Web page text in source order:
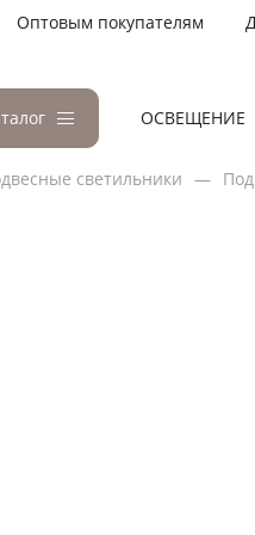
Оптовым покупателям
ОСВЕЩЕНИЕ
светильники